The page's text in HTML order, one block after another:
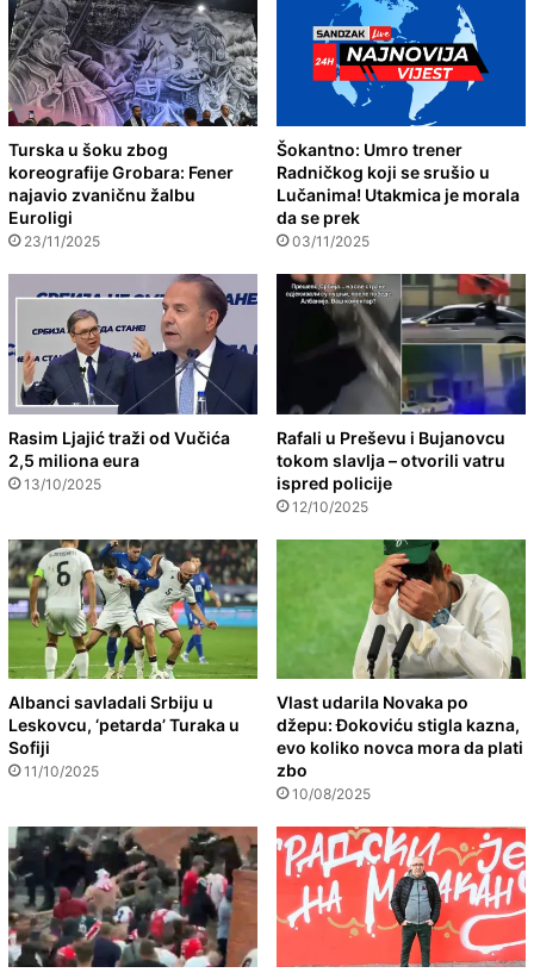
Turska u šoku zbog
koreografije Grobara: Fener
najavio zvaničnu žalbu
Euroligi
23/11/2025
Šokantno: Umro trener
Radničkog koji se srušio u
Lučanima! Utakmica je morala
da se prek
03/11/2025
Rasim Ljajić traži od Vučića
2,5 miliona eura
13/10/2025
Rafali u Preševu i Bujanovcu
tokom slavlja – otvorili vatru
ispred policije
12/10/2025
Albanci savladali Srbiju u
Leskovcu, ‘petarda’ Turaka u
Sofiji
11/10/2025
Vlast udarila Novaka po
džepu: Đokoviću stigla kazna,
evo koliko novca mora da plati
zbo
10/08/2025